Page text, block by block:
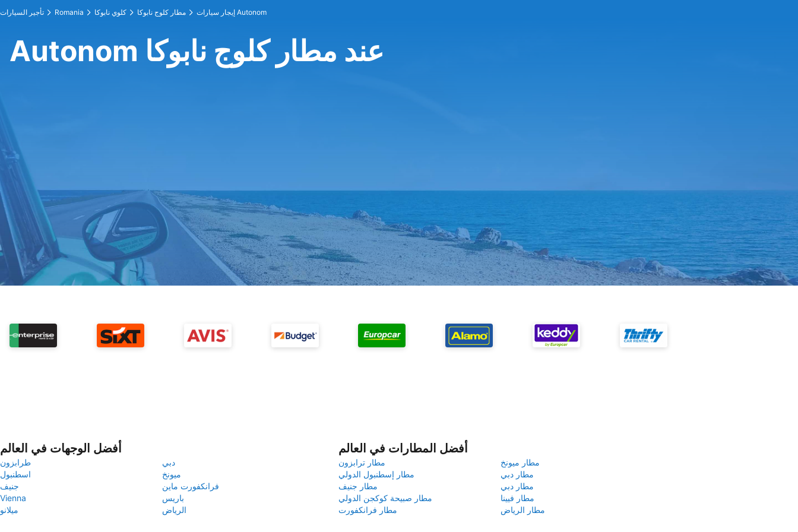
تأجير السيارات Romania كلوي نابوكا مطار كلوج نابوكا إيجار سيارات Autonom
Autonom عند مطار كلوج نابوكا
أفضل الوجهات في العالم
طرابزون
دبي
اسطنبول
ميونخ
جنيف
فرانكفورت ماين
Vienna
باريس
ميلانو
الرياض
أفضل المطارات في العالم
مطار ترابزون
مطار ميونخ
مطار إسطنبول الدولي
مطار دبي
مطار جنيف
مطار دبي
مطار صبيحة كوكجن الدولي
مطار فيينا
مطار فرانكفورت
مطار الرياض